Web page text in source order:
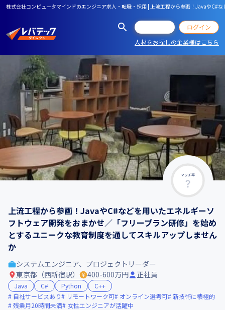
株式会社コンピュータマインドのエンジニア求人・転職・採用 | 上流工程から参画！JavaやC#
ログイン
人材をお探しの企業様はこちら
マッチ率
上流工程から参画！JavaやC#などを用いたエネルギーソ
フトウェア開発をおまかせ／「フリープラン研修」を始め
とするユニークな教育制度を通してスキルアップしません
か
システムエンジニア、プロジェクトリーダー
東京都（西新宿駅）
400-600万円 正社員
Java C# Python
C++
自社サービスあり
リモートワーク可 オンライン選考可 新技術に積極的
残業月20時間未満
女性エンジニアが活躍中